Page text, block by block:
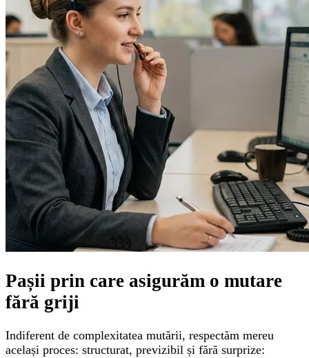
Pașii prin care asigurăm o mutare
fără griji
Indiferent de complexitatea mutării, respectăm mereu
același proces: structurat, previzibil și fără surprize: